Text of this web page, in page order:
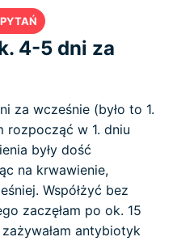
4-5 dni za
za wcześnie (było to 1.
rozpocząć w 1. dniu
były dość
na krwawienie,
Współżyć bez
zaczęłam po ok. 15
antybiotyk